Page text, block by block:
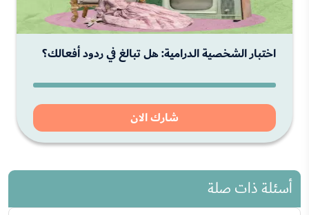
اختبار الشخصية الدرامية: هل تبالغ في ردود أفعالك؟
شارك الان
أسئلة ذات صلة